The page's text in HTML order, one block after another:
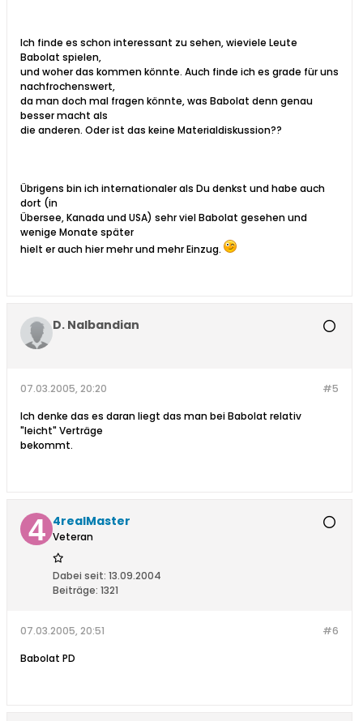
Ich finde es schon interessant zu sehen, wieviele Leute
Babolat spielen,
und woher das kommen könnte. Auch finde ich es grade für uns
nachfrochenswert,
da man doch mal fragen könnte, was Babolat denn genau
besser macht als
die anderen. Oder ist das keine Materialdiskussion??
Übrigens bin ich internationaler als Du denkst und habe auch
dort (in
Übersee, Kanada und USA) sehr viel Babolat gesehen und
wenige Monate später
hielt er auch hier mehr und mehr Einzug.
D. Nalbandian
#5
07.03.2005, 20:20
Ich denke das es daran liegt das man bei Babolat relativ
"leicht" Verträge
bekommt.
4realMaster
Veteran
Dabei seit: 13.09.2004
Beiträge: 1321
#6
07.03.2005, 20:51
Babolat PD